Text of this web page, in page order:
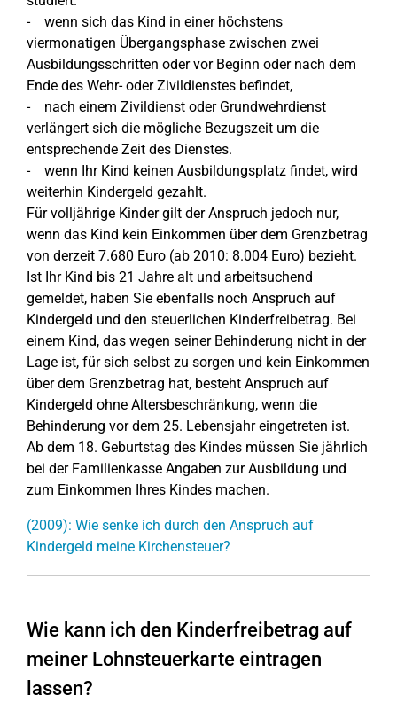
- wenn sich das Kind in einer höchstens
viermonatigen Übergangsphase zwischen zwei
Ausbildungsschritten oder vor Beginn oder nach dem
Ende des Wehr- oder Zivildienstes befindet,
- nach einem Zivildienst oder Grundwehrdienst
verlängert sich die mögliche Bezugszeit um die
entsprechende Zeit des Dienstes.
- wenn Ihr Kind keinen Ausbildungsplatz findet, wird
weiterhin Kindergeld gezahlt.
Für volljährige Kinder gilt der Anspruch jedoch nur,
wenn das Kind kein Einkommen über dem Grenzbetrag
von derzeit 7.680 Euro (ab 2010: 8.004 Euro) bezieht.
Ist Ihr Kind bis 21 Jahre alt und arbeitsuchend
gemeldet, haben Sie ebenfalls noch Anspruch auf
Kindergeld und den steuerlichen Kinderfreibetrag. Bei
einem Kind, das wegen seiner Behinderung nicht in der
Lage ist, für sich selbst zu sorgen und kein Einkommen
über dem Grenzbetrag hat, besteht Anspruch auf
Kindergeld ohne Altersbeschränkung, wenn die
Behinderung vor dem 25. Lebensjahr eingetreten ist.
Ab dem 18. Geburtstag des Kindes müssen Sie jährlich
bei der Familienkasse Angaben zur Ausbildung und
zum Einkommen Ihres Kindes machen.
(2009): Wie senke ich durch den Anspruch auf
Kindergeld meine Kirchensteuer?
Wie kann ich den Kinderfreibetrag auf
meiner Lohnsteuerkarte eintragen
lassen?